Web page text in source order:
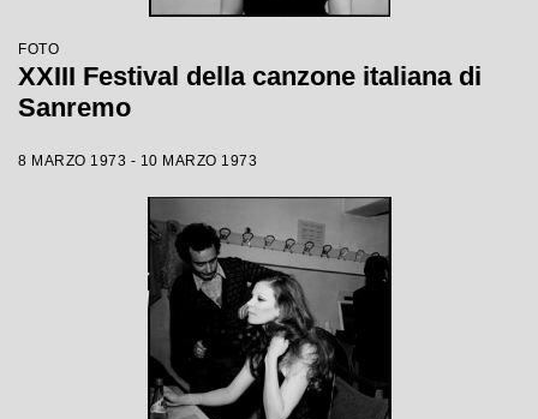
FOTO
XXIII Festival della canzone italiana di
Sanremo
8 MARZO 1973 - 10 MARZO 1973